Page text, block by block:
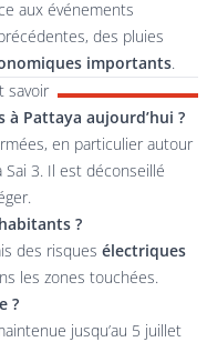
aux événements
des pluies
importants.
savoir
Pattaya aujourd’hui ?
en particulier autour
Sai 3. Il est déconseillé
?
des risques électriques
les zones touchées.
?
jusqu’au 5 juillet